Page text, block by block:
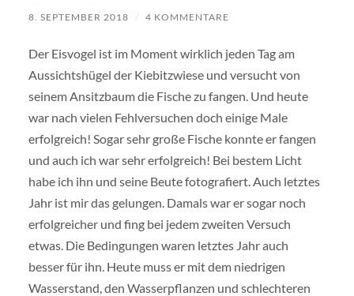
8. SEPTEMBER 2018 / 4 KOMMENTARE
Der Eisvogel ist im Moment wirklich jeden Tag am
Aussichtshügel der Kiebitzwiese und versucht von
seinem Ansitzbaum die Fische zu fangen. Und heute
war nach vielen Fehlversuchen doch einige Male
erfolgreich! Sogar sehr große Fische konnte er fangen
und auch ich war sehr erfolgreich! Bei bestem Licht
habe ich ihn und seine Beute fotografiert. Auch letztes
Jahr ist mir das gelungen. Damals war er sogar noch
erfolgreicher und fing bei jedem zweiten Versuch
etwas. Die Bedingungen waren letztes Jahr auch
besser für ihn. Heute muss er mit dem niedrigen
Wasserstand, den Wasserpflanzen und schlechteren